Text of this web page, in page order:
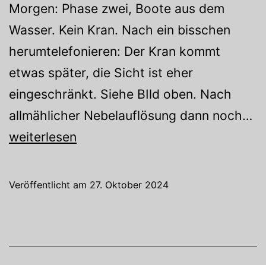
Morgen: Phase zwei, Boote aus dem
Wasser. Kein Kran. Nach ein bisschen
herumtelefonieren: Der Kran kommt
etwas später, die Sicht ist eher
eingeschränkt. Siehe BIld oben. Nach
allmählicher Nebelauflösung dann noch…
weiterlesen
Veröffentlicht am 27. Oktober 2024